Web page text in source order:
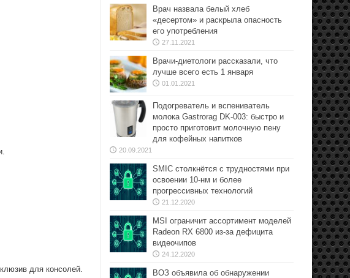
для консолей.
Врач назвала белый хлеб
«десертом» и раскрыла опасность
его употребления
27.11.2021
Врачи-диетологи рассказали, что
лучше всего есть 1 января
01.01.2021
Подогреватель и вспениватель
молока Gastrorag DK-003: быстро и
просто приготовит молочную пену
для кофейных напитков
20.09.2021
SMIC столкнётся с трудностями при
освоении 10-нм и более
прогрессивных технологий
21.12.2020
MSI ограничит ассортимент моделей
Radeon RX 6800 из-за дефицита
видеочипов
24.12.2020
ВОЗ объявила об обнаружении